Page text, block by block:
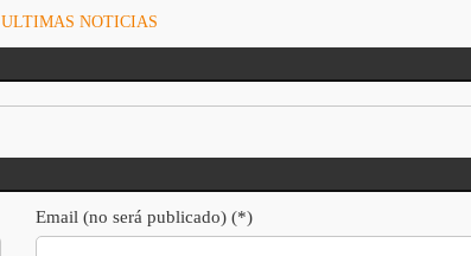
ULTIMAS NOTICIAS
Email (no será publicado) (*)